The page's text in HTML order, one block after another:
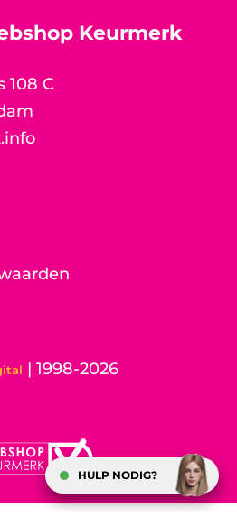
Keurmerk
108 C
| 1998-2026
HULP NODIG?